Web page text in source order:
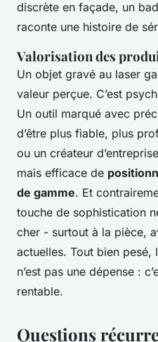
discrète en façade, un
raconte une histoire de
Valorisation des
Un objet gravé au laser
valeur perçue. C’est
Un outil marqué avec
d’être plus fiable, plus
ou un créateur
mais efficace de
de gamme. Et
touche de sophistication
cher - surtout à la pièce,
actuelles. Tout bien pesé,
n’est pas une dépense :
rentable.
Questions